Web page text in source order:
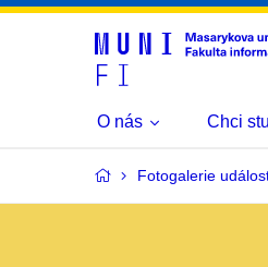
O nás Chci
Fotogalerie